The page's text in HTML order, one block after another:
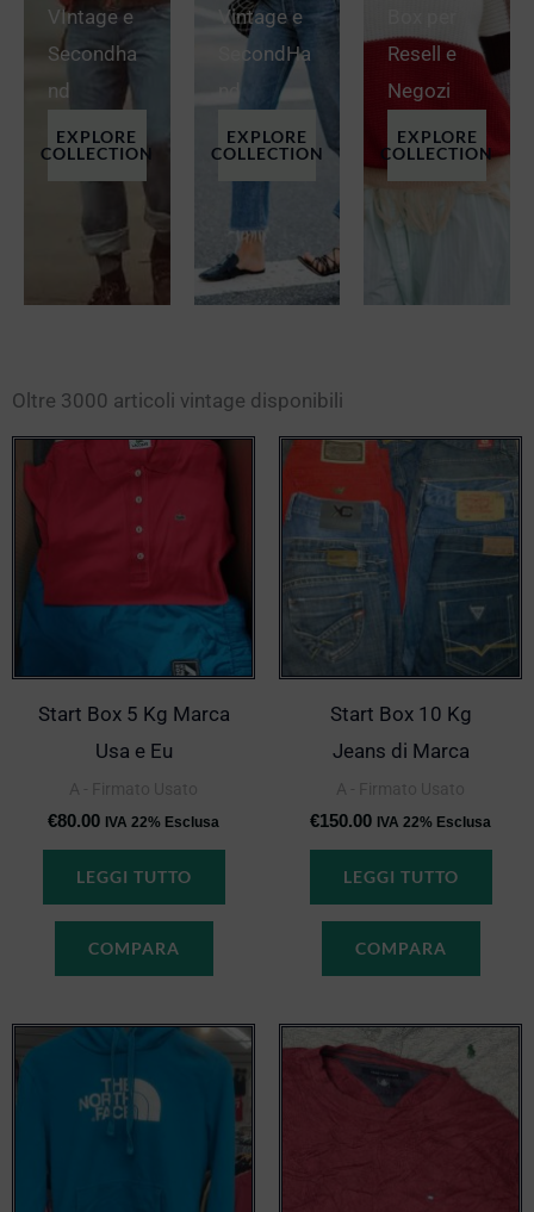
VIntage e
Secondha
nd
EXPLORE
COLLECTION
Vintage e
SecondHa
EXPLORE
COLLECTION
Resell e
Negozi
EXPLORE
COLLECTION
Oltre 3000 articoli vintage disponibili
Start Box 5 Kg Marca
Usa e Eu
€80.00 IVA 22% Esclusa
LEGGI TUTTO
COMPARA
Start Box 10 Kg
Jeans di Marca
€150.00 IVA 22% Esclusa
LEGGI TUTTO
COMPARA